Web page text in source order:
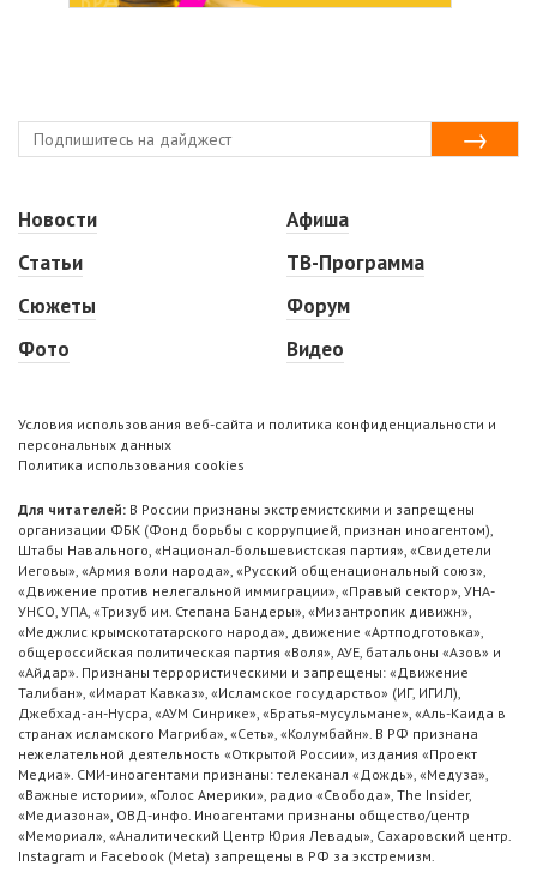
Новости
Статьи
Сюжеты
Фото
Афиша
ТВ-Программа
Форум
Видео
Условия использования веб-сайта и политика конфиденциальности и
персональных данных
Политика использования cookies
Для читателей: В России признаны экстремистскими и запрещены
организации ФБК (Фонд борьбы с коррупцией, признан иноагентом),
Штабы Навального, «Национал-большевистская партия», «Свидетели
Иеговы», «Армия воли народа», «Русский общенациональный союз»,
«Движение против нелегальной иммиграции», «Правый сектор», УНА-
УНСО, УПА, «Тризуб им. Степана Бандеры», «Мизантропик дивижн»,
«Меджлис крымскотатарского народа», движение «Артподготовка»,
общероссийская политическая партия «Воля», АУЕ, батальоны «Азов» и
«Айдар». Признаны террористическими и запрещены: «Движение
Талибан», «Имарат Кавказ», «Исламское государство» (ИГ, ИГИЛ),
Джебхад-ан-Нусра, «АУМ Синрике», «Братья-мусульмане», «Аль-Каида в
странах исламского Магриба», «Сеть», «Колумбайн». В РФ признана
нежелательной деятельность «Открытой России», издания «Проект
Медиа». СМИ-иноагентами признаны: телеканал «Дождь», «Медуза»,
«Важные истории», «Голос Америки», радио «Свобода», The Insider,
«Медиазона», ОВД-инфо. Иноагентами признаны общество/центр
«Мемориал», «Аналитический Центр Юрия Левады», Сахаровский центр.
Instagram и Facebook (Metа) запрещены в РФ за экстремизм.